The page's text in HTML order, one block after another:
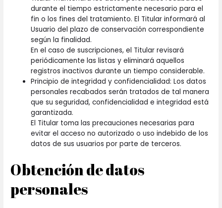
durante el tiempo estrictamente necesario para el
fin o los fines del tratamiento. El Titular informará al
Usuario del plazo de conservación correspondiente
según la finalidad.
En el caso de suscripciones, el Titular revisará
periódicamente las listas y eliminará aquellos
registros inactivos durante un tiempo considerable.
Principio de integridad y confidencialidad: Los datos
personales recabados serán tratados de tal manera
que su seguridad, confidencialidad e integridad está
garantizada.
El Titular toma las precauciones necesarias para
evitar el acceso no autorizado o uso indebido de los
datos de sus usuarios por parte de terceros.
Obtención de datos
personales